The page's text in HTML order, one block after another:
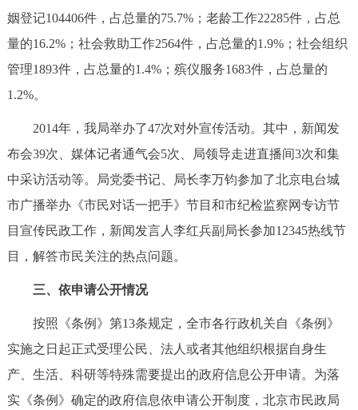
姻登记104406件，占总量的75.7%；老龄工作22285件，占总
量的16.2%；社会救助工作2564件，占总量的1.9%；社会组织
管理1893件，占总量的1.4%；殡仪服务1683件，占总量的
1.2%。
2014年，我局举办了47次对外宣传活动。其中，新闻发
布会39次、媒体记者通气会5次、局领导走进直播间3次和集
中采访活动等。局党委书记、局长李万钧参加了北京电台城
市广播举办《市民对话一把手》节目和市纪检监察网专访节
目宣传民政工作，新闻发言人李红兵副局长参加12345热线节
目，解答市民关注的热点问题。
三、依申请公开情况
按照《条例》第13条规定，全市各行政机关自《条例》
实施之日起正式受理公民、法人或者其他组织根据自身生
产、生活、科研等特殊需要提出的政府信息公开申请。为落
实《条例》确定的政府信息依申请公开制度，北京市民政局